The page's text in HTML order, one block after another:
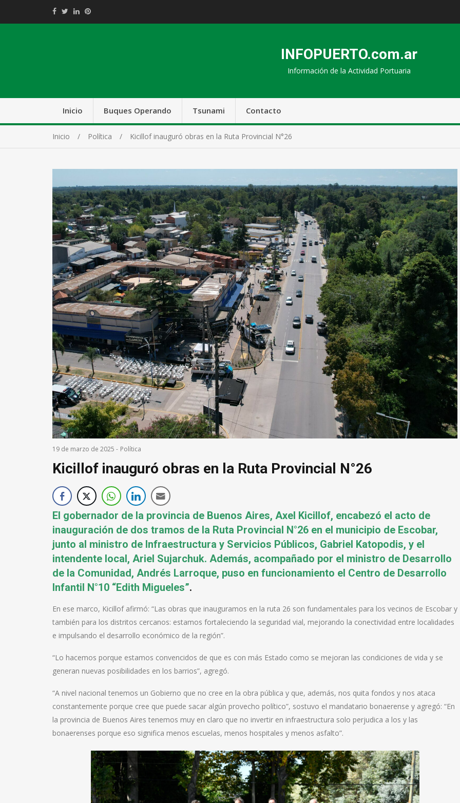
INFOPUERTO.com.ar
Información de la Actividad Portuaria
Inicio Buques Operando Tsunami Contacto
Inicio Política Kicillof inauguró obras en la Ruta Provincial N°26
19 de marzo de 2025 - Política
Kicillof inauguró obras en la Ruta Provincial N°26
El gobernador de la provincia de Buenos Aires, Axel Kicillof, encabezó el acto de
inauguración de dos tramos de la Ruta Provincial N°26 en el municipio de Escobar,
junto al ministro de Infraestructura y Servicios Públicos, Gabriel Katopodis, y el
intendente local, Ariel Sujarchuk. Además, acompañado por el ministro de Desarrollo
de la Comunidad, Andrés Larroque, puso en funcionamiento el Centro de Desarrollo
Infantil N°10 “Edith Migueles”.
En ese marco, Kicillof afirmó: “Las obras que inauguramos en la ruta 26 son fundamentales para los vecinos de Escobar y
también para los distritos cercanos: estamos fortaleciendo la seguridad vial, mejorando la conectividad entre localidades
e impulsando el desarrollo económico de la región”.
“Lo hacemos porque estamos convencidos de que es con más Estado como se mejoran las condiciones de vida y se
generan nuevas posibilidades en los barrios”, agregó.
“A nivel nacional tenemos un Gobierno que no cree en la obra pública y que, además, nos quita fondos y nos ataca
constantemente porque cree que puede sacar algún provecho político”, sostuvo el mandatario bonaerense y agregó: “En
la provincia de Buenos Aires tenemos muy en claro que no invertir en infraestructura solo perjudica a los y las
bonaerenses porque eso significa menos escuelas, menos hospitales y menos asfalto”.